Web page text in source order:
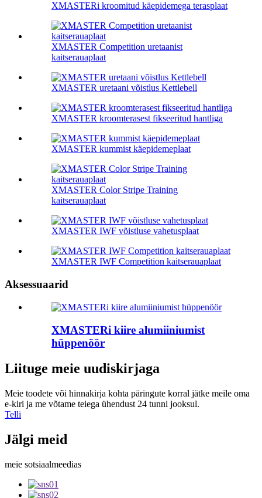
XMASTERi kroomitud käepidemega terasplaat
XMASTER Competition uretaanist
kaitserauaplaat
XMASTER uretaani võistlus Kettlebell
XMASTER kroomterasest fikseeritud hantliga
XMASTER kummist käepidemeplaat
XMASTER Color Stripe Training
kaitserauaplaat
XMASTER IWF võistluse vahetusplaat
XMASTER IWF Competition kaitserauaplaat
Aksessuaarid
XMASTERi kiire alumiiniumist
hüppenöör
Liituge meie uudiskirjaga
Meie toodete või hinnakirja kohta päringute korral jätke meile oma
e-kiri ja me võtame teiega ühendust 24 tunni jooksul.
Telli
Jälgi meid
meie sotsiaalmeedias